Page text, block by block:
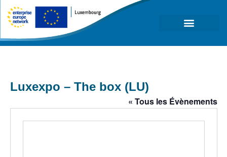
Luxexpo – The box (LU)
« Tous les Évènements